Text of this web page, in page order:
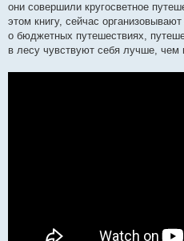
они совершили кругосветное
этом книгу, сейчас
о бюджетных путешествиях,
в лесу чувствуют себя лучше, чем